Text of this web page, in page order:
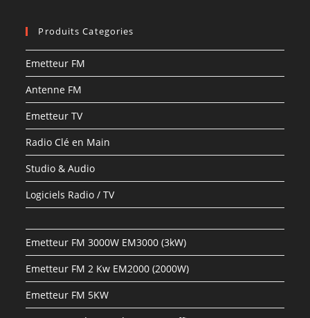
Produits Categories
Emetteur FM
Antenne FM
Emetteur TV
Radio Clé en Main
Studio & Audio
Logiciels Radio / TV
Emetteur FM 3000W EM3000 (3kW)
Emetteur FM 2 Kw EM2000 (2000W)
Emetteur FM 5KW